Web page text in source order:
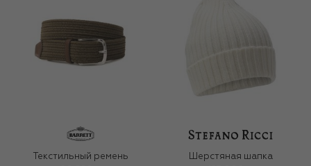
Текстильный ремень
Шерстяная шапка